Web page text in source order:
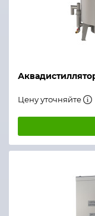
Цену уточняйте